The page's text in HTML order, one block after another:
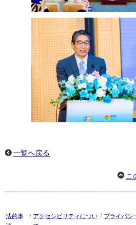
一覧へ戻る
こ
法的事
/ アクセシビリティについ / プライバシ